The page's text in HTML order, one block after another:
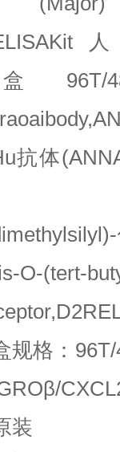
96T/
抗体
O-(tert-
规格：
β/
装